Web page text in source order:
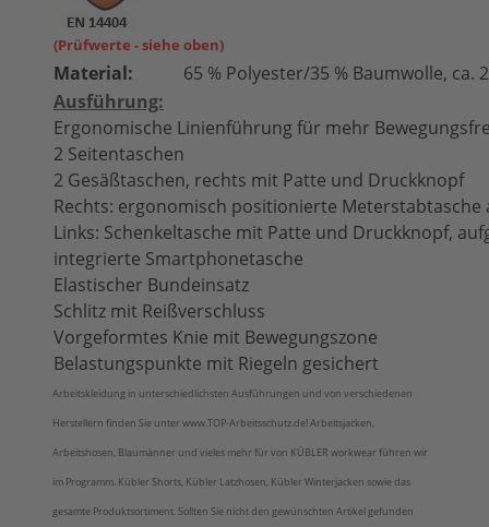
(Prüfwerte - siehe oben)
Material:
65 % Polyester/35 % Baumwolle, ca.
Ausführung:
Ergonomische Linienführung für mehr
2 Seitentaschen
2 Gesäßtaschen, rechts mit Patte und Druckknopf
Rechts: ergonomisch positionierte Meterstabtasche
Links: Schenkeltasche mit Patte und Druckknopf,
integrierte Smartphonetasche
Elastischer Bundeinsatz
Schlitz mit Reißverschluss
Vorgeformtes Knie mit Bewegungszone
Belastungspunkte mit Riegeln gesichert
Arbeitskleidung in unterschiedlichsten Ausführungen und von verschiedenen
Herstellern finden Sie unter www.TOP-Arbeitsschutz.de! Arbeitsjacken,
Arbeitshosen, Blaumänner und vieles mehr für von KÜBLER workwear führen wir
im Programm. Kübler Shorts, Kübler Latzhosen, Kübler Winterjacken sowie das
gesamte Produktsortiment. Sollten Sie nicht den gewünschten Artikel gefunden